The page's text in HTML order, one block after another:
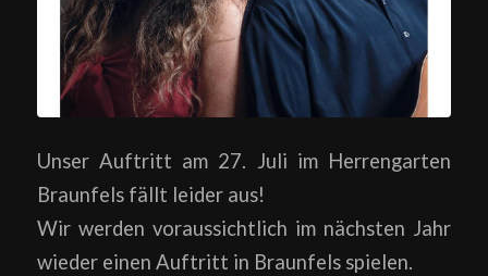
Unser Auftritt am 27. Juli im Herrengarten
Braunfels fällt leider aus!
Wir werden voraussichtlich im nächsten Jahr
wieder einen Auftritt in Braunfels spielen.